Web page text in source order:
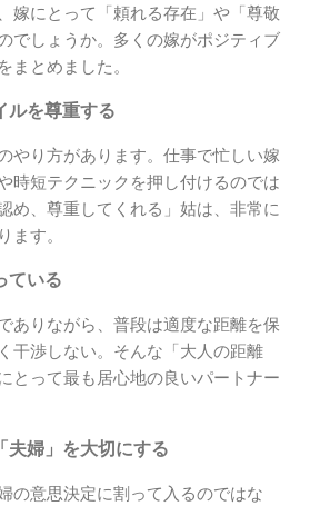
嫁にとって「頼れる存在」や「尊敬
でしょうか。多くの嫁がポジティブ
まとめました。
ルを尊重する
やり方があります。仕事で忙しい嫁
時短テクニックを押し付けるのでは
め、尊重してくれる」姑は、非常に
ます。
ている
ありながら、普段は適度な距離を保
干渉しない。そんな「大人の距離
とって最も居心地の良いパートナー
夫婦」を大切にする
の意思決定に割って入るのではな